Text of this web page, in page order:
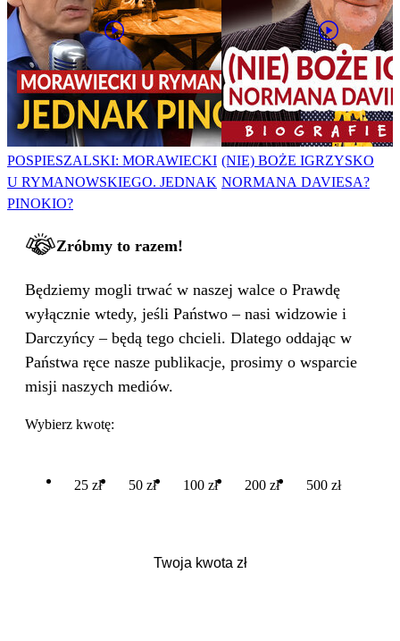
POSPIESZALSKI: MORAWIECKI
U RYMANOWSKIEGO. JEDNAK
PINOKIO?
(NIE) BOŻE IGRZYSKO
NORMANA DAVIESA?
Zróbmy to razem!
Będziemy mogli trwać w naszej walce o Prawdę
wyłącznie wtedy, jeśli Państwo – nasi widzowie i
Darczyńcy – będą tego chcieli. Dlatego oddając w
Państwa ręce nasze publikacje, prosimy o wsparcie
misji naszych mediów.
Wybierz kwotę:
25 zł 50 zł 100 zł 200 zł 500 zł